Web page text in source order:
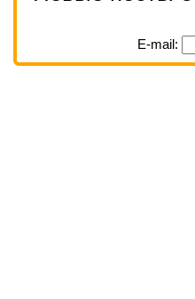
E-mail: